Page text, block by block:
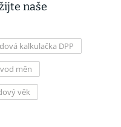
naše
kalkulačka DPP
měn
věk